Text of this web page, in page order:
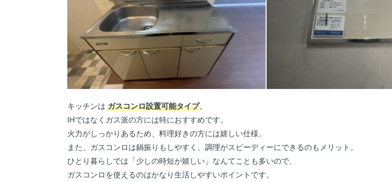
キッチンは ガスコンロ設置可能タイプ。
IHではなくガス派の方には特におすすめです。
火力がしっかりあるため、料理好きの方には嬉しい仕様。
また、ガスコンロは鍋振りもしやすく、調理がスピーディーにできるのもメリット。
ひとり暮らしでは「少しの時短が嬉しい」なんてことも多いので、
ガスコンロを使えるのはかなり生活しやすいポイントです。